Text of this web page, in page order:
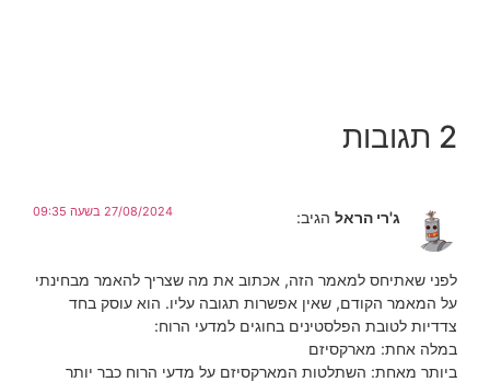
2 תגובות
ג'רי הראל הגיב: 27/08/2024 בשעה 09:35
לפני שאתיחס למאמר הזה, אכתוב את מה שצריך להאמר מבחינתי
על המאמר הקודם, שאין אפשרות תגובה עליו. הוא עוסק בחד
צדדיות לטובת הפלסטינים בחוגים למדעי הרוח:
במלה אחת: מארקסיזם
ביותר מאחת: השתלטות המארקסיזם על מדעי הרוח כבר יותר